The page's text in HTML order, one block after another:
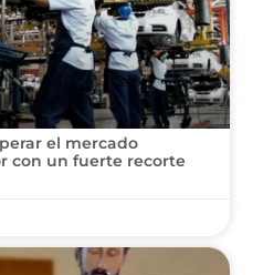
el mercado
con un fuerte recorte